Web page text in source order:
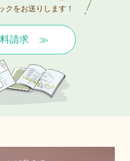
クをお送りします！
請求